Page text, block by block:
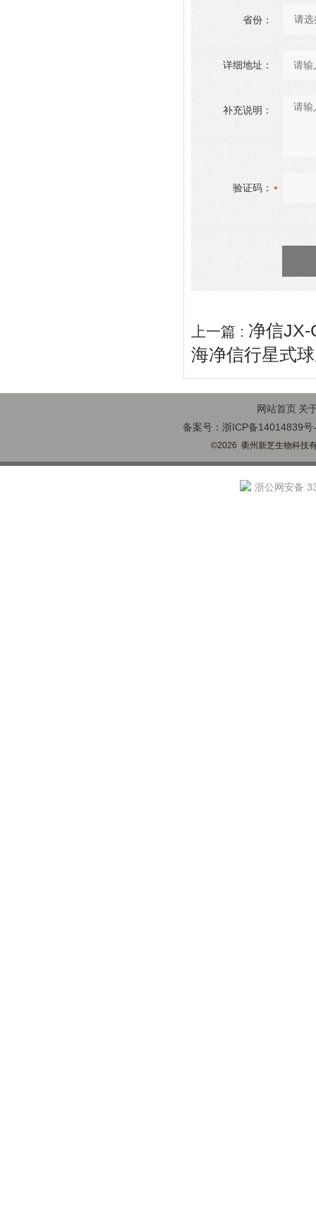
省份：
详细地址：
补充说明：
验证码：
上一篇 : 净信JX-
海净信行星式
网站首页 关
备案号：浙ICP备14014839号
©2026 衢州新芝生物科技
浙公网安备